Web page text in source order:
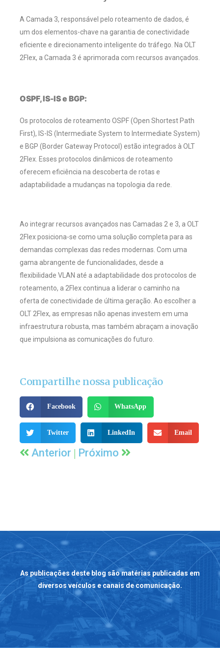
A Camada 3, responsável pelo roteamento de dados, é
um dos elementos-chave na garantia de conectividade
eficiente e direcionamento inteligente do tráfego. Na OLT
2Flex, a Camada 3 é aprimorada com recursos avançados.
OSPF, IS-IS e BGP:
Os protocolos de roteamento OSPF (Open Shortest Path
First), IS-IS (Intermediate System to Intermediate System)
e BGP (Border Gateway Protocol) estão integrados à OLT
2Flex. Esses protocolos dinâmicos de roteamento
oferecem eficiência na descoberta de rotas e
adaptabilidade a mudanças na topologia da rede.
Ao integrar recursos avançados nas Camadas 2 e 3, a OLT
2Flex posiciona-se como uma solução completa para as
demandas complexas das redes modernas. Com uma
gama abrangente de funcionalidades, desde a
flexibilidade VLAN até a adaptabilidade dos protocolos de
roteamento, a 2Flex continua a liderar o caminho na
oferta de conectividade de última geração. Ao escolher a
OLT 2Flex, as empresas não apenas investem em uma
infraestrutura robusta, mas também abraçam a inovação
que impulsiona as comunicações do futuro.
Compartilhe nossa publicação
Facebook WhatsApp
Twitter LinkedIn Email
Anterior | Próximo
As publicações deste blog são matérias publicadas em
diversos veículos e canais de comunicação.